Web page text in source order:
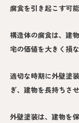
腐食を引き起こす可
構造体の腐食は、建
宅の価値を大きく損
適切な時期に外壁塗
ぎ、建物を長持ちさ
外壁塗装は、建物を